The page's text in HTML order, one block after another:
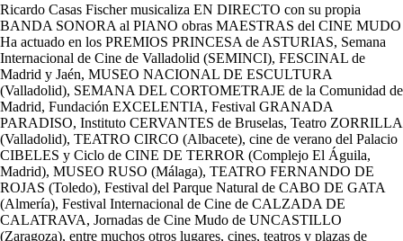
Ricardo Casas Fischer musicaliza EN DIRECTO con su propia
BANDA SONORA al PIANO obras MAESTRAS del CINE MUDO
Ha actuado en los PREMIOS PRINCESA de ASTURIAS, Semana
Internacional de Cine de Valladolid (SEMINCI), FESCINAL de
Madrid y Jaén, MUSEO NACIONAL DE ESCULTURA
(Valladolid), SEMANA DEL CORTOMETRAJE de la Comunidad de
Madrid, Fundación EXCELENTIA, Festival GRANADA
PARADISO, Instituto CERVANTES de Bruselas, Teatro ZORRILLA
(Valladolid), TEATRO CIRCO (Albacete), cine de verano del Palacio
CIBELES y Ciclo de CINE DE TERROR (Complejo El Águila,
Madrid), MUSEO RUSO (Málaga), TEATRO FERNANDO DE
ROJAS (Toledo), Festival del Parque Natural de CABO DE GATA
(Almería), Festival Internacional de Cine de CALZADA DE
CALATRAVA, Jornadas de Cine Mudo de UNCASTILLO
(Zaragoza), entre muchos otros lugares, cines, teatros y plazas de